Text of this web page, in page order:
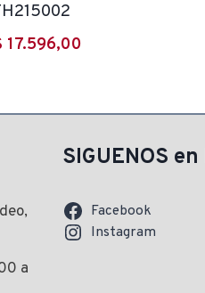
17.596,00
a
SIGUENOS
Facebook
Instagram